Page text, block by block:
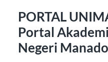
PORTAL
Portal
Negeri Manado